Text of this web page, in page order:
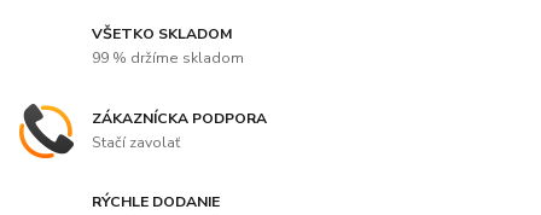
VŠETKO SKLADOM
99 % držíme skladom
ZÁKAZNÍCKA PODPORA
Stačí zavolať
RÝCHLE DODANIE